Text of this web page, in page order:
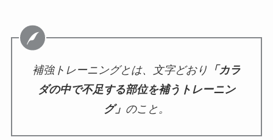
ダの中で不足する部位を補うトレーニン
グ」のこと。